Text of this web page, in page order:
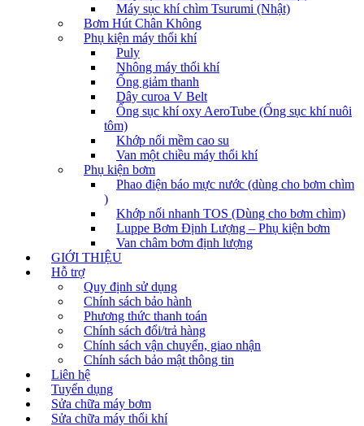
Máy sục khí chìm Tsurumi (Nhật)
Bơm Hút Chân Không
Phụ kiện máy thổi khí
Puly
Nhông máy thổi khí
Ống giảm thanh
Dây curoa V Belt
Ống sục khí oxy AeroTube (Ống sục khí nuôi
tôm)
Khớp nối mềm cao su
Van một chiều máy thổi khí
Phụ kiện bơm
Phao điện báo mực nước (dùng cho bơm chìm
)
Khớp nối nhanh TOS (Dùng cho bơm chìm)
Luppe Bơm Định Lượng – Phụ kiện bơm
Van châm bơm định lượng
GIỚI THIỆU
Hỗ trợ
Quy định sử dụng
Chính sách bảo hành
Phương thức thanh toán
Chính sách đổi/trả hàng
Chính sách vận chuyển, giao nhận
Chính sách bảo mật thông tin
Liên hệ
Tuyển dụng
Sửa chữa máy bơm
Sửa chữa máy thổi khí